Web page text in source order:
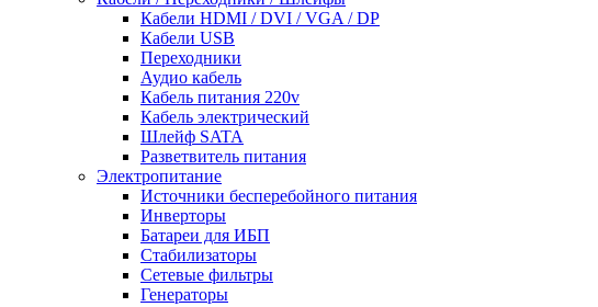
Кабели HDMI / DVI / VGA / DP
Кабели USB
Переходники
Аудио кабель
Кабель питания 220v
Кабель электрический
Шлейф SATA
Разветвитель питания
Электропитание
Источники бесперебойного питания
Инверторы
Батареи для ИБП
Стабилизаторы
Сетевые фильтры
Генераторы